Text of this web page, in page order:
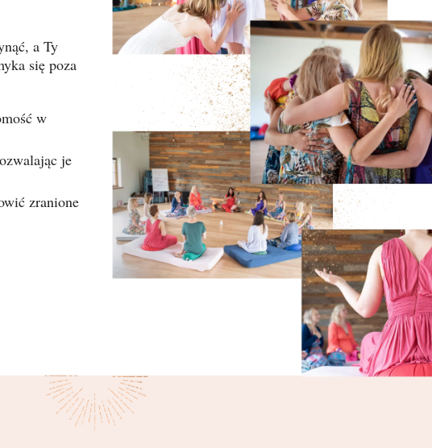
a Ty
się poza
w
je
zranione